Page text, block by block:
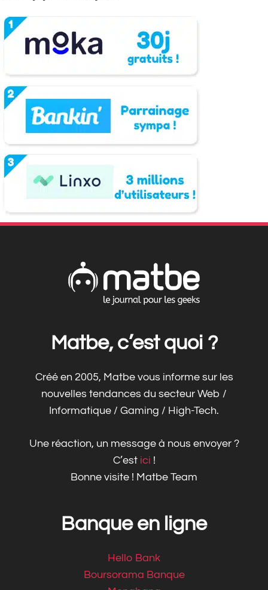
Matbe, c’est quoi ?
Créé en 2005, Matbe vous informe sur les
nouvelles tendances du secteur Web /
Informatique / Gaming / High-Tech.
Une réaction, un message à nous envoyer ?
C’est ici !
Bonne visite ! Matbe Team
Banque en ligne
Hello Bank
Boursorama Banque